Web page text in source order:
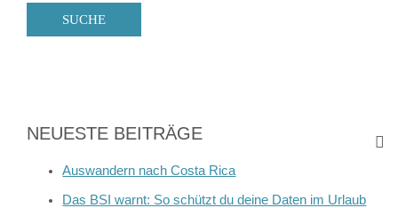
NEUESTE BEITRÄGE
Auswandern nach Costa Rica
Das BSI warnt: So schützt du deine Daten im Urlaub